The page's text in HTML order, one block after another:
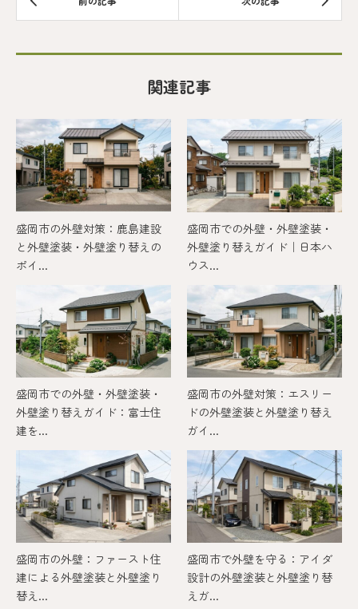
関連記事
盛岡市の外壁対策：鹿島建設
と外壁塗装・外壁塗り替えの
ポイ...
盛岡市での外壁・外壁塗装・
外壁塗り替えガイド｜日本ハ
ウス...
盛岡市での外壁・外壁塗装・
外壁塗り替えガイド：富士住
建を...
盛岡市の外壁対策：エスリー
ドの外壁塗装と外壁塗り替え
ガイ...
盛岡市の外壁：ファースト住
建による外壁塗装と外壁塗り
替え...
盛岡市で外壁を守る：アイダ
設計の外壁塗装と外壁塗り替
えガ...